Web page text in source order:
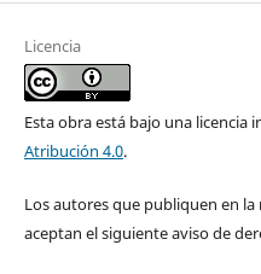
Licencia
Esta obra está bajo una licencia
Atribución 4.0.
Los autores que publiquen en la
aceptan el siguiente aviso de